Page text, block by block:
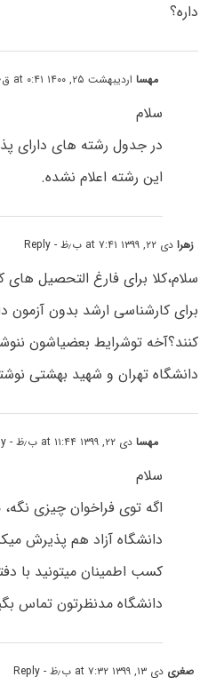
داره؟
مهسااردیبهشت ۲۵, ۱۴۰۰ at ۰:۴۱ ق٫ظ
سلام
در جدول رشته های دارای
این رشته اعلام نشده.
زهرادی ۲۲, ۱۳۹۹ at ۷:۴۱ ب٫ظ - Reply
سلام،کلا برای فارغ التحصیل های
برای کارشناسی ارشد بدون آزمون
کنند؟آخه توشرایط بعضیاشون
دانشگاه تهران و شهید بهشتی
مهسادی ۲۲, ۱۳۹۹ at ۱۱:۴۴ ب٫ظ - Reply
سلام
اگه توی فراخوان چیزی
دانشگاه آزاد هم پذیرش
کسب اطمینان میتونید با
دانشگاه مدنظرتون تماس
صغری دی ۱۳, ۱۳۹۹ at ۷:۳۲ ب٫ظ - Reply